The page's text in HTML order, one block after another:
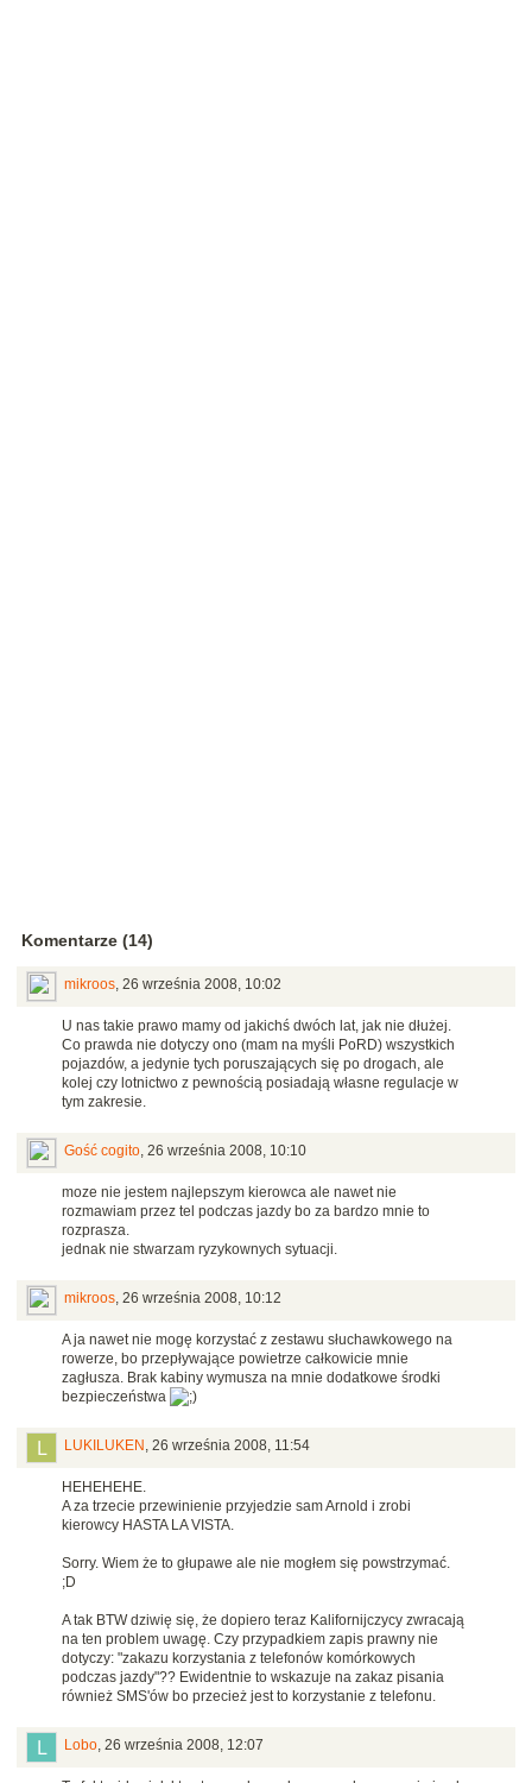
Komentarze (14)
mikroos, 26 września 2008, 10:02
U nas takie prawo mamy od jakichś dwóch lat, jak nie dłużej.
Co prawda nie dotyczy ono (mam na myśli PoRD) wszystkich
pojazdów, a jedynie tych poruszających się po drogach, ale
kolej czy lotnictwo z pewnością posiadają własne regulacje w
tym zakresie.
Gość cogito, 26 września 2008, 10:10
moze nie jestem najlepszym kierowca ale nawet nie
rozmawiam przez tel podczas jazdy bo za bardzo mnie to
rozprasza.
jednak nie stwarzam ryzykownych sytuacji.
mikroos, 26 września 2008, 10:12
A ja nawet nie mogę korzystać z zestawu słuchawkowego na
rowerze, bo przepływające powietrze całkowicie mnie
zagłusza. Brak kabiny wymusza na mnie dodatkowe środki
bezpieczeństwa
LUKILUKEN , 26 września 2008, 11:54
HEHEHEHE.
A za trzecie przewinienie przyjedzie sam Arnold i zrobi
kierowcy HASTA LA VISTA.
Sorry. Wiem że to głupawe ale nie mogłem się powstrzymać.
;D
A tak BTW dziwię się, że dopiero teraz Kalifornijczycy zwracają
na ten problem uwagę. Czy przypadkiem zapis prawny nie
dotyczy: "zakazu korzystania z telefonów komórkowych
podczas jazdy"?? Ewidentnie to wskazuje na zakaz pisania
również SMS'ów bo przecież jest to korzystanie z telefonu.
Lobo, 26 września 2008, 12:07